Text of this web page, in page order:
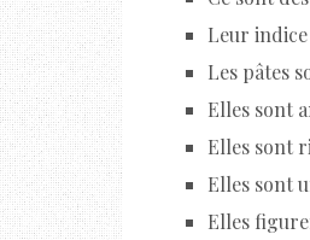
Leur indice
Les pâtes
Elles sont
Elles sont
Elles sont
Elles